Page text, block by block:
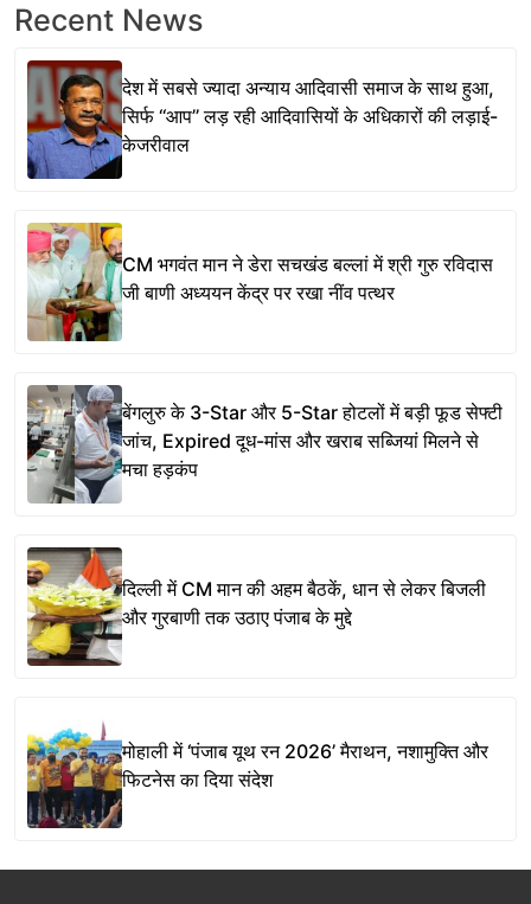
Recent News
देश में सबसे ज्यादा अन्याय आदिवासी समाज के साथ हुआ,
सिर्फ ‘‘आप’’ लड़ रही आदिवासियों के अधिकारों की लड़ाई-
केजरीवाल
CM भगवंत मान ने डेरा सचखंड बल्लां में श्री गुरु रविदास
जी बाणी अध्ययन केंद्र पर रखा नींव पत्थर
बेंगलुरु के 3-Star और 5-Star होटलों में बड़ी फूड सेफ्टी
जांच, Expired दूध-मांस और खराब सब्जियां मिलने से
मचा हड़कंप
दिल्ली में CM मान की अहम बैठकें, धान से लेकर बिजली
और गुरबाणी तक उठाए पंजाब के मुद्दे
मोहाली में ‘पंजाब यूथ रन 2026’ मैराथन, नशामुक्ति और
फिटनेस का दिया संदेश